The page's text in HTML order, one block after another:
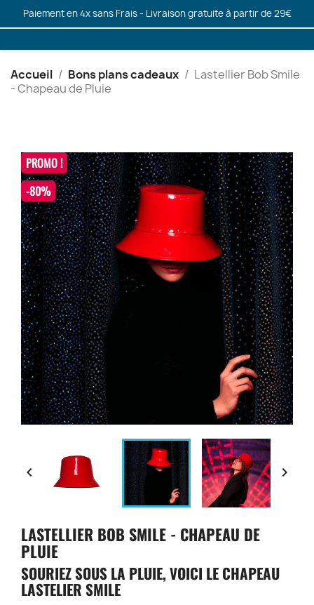
Paiement en 4x sans Frais - Livraison gratuite à partir de 29€
Accueil Bons plans cadeaux
Lastellier Bob Smile
- Chapeau de Pluie
PROMO !
-80%
 
LASTELLIER BOB SMILE - CHAPEAU DE
PLUIE
SOURIEZ SOUS LA PLUIE, VOICI LE CHAPEAU
LASTELIER SMILE